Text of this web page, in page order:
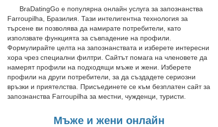
BraDatingGo е популярна онлайн услуга за запознанства
Farroupilha, Бразилия. Тази интелигентна технология за
търсене ви позволява да намирате потребители, като
използвате функцията за съвпадение на профили.
Формулирайте целта на запознанствата и изберете интересни
хора чрез специални филтри. Сайтът помага на членовете да
намерят профили на подходящи мъже и жени. Изберете
профили на други потребители, за да създадете сериозни
връзки и приятелства. Присъединете се към безплатен сайт за
запознанства Farroupilha за местни, чужденци, туристи.
Мъже и жени онлайн